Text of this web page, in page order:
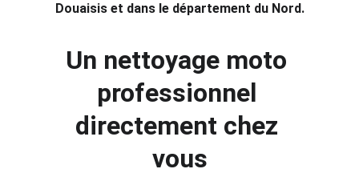
Douaisis et dans le département du Nord.
Un nettoyage moto
professionnel
directement chez
vous